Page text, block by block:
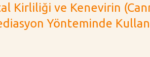
Kirliliği ve Kenevirin
Yönteminde